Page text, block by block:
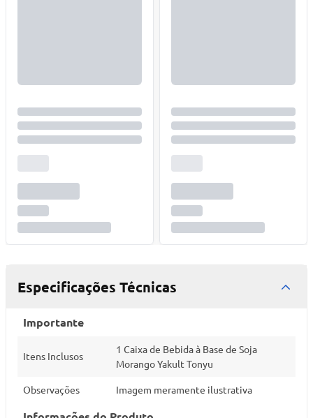
Especificações Técnicas
Importante
Itens Inclusos
1 Caixa de Bebida à Base de Soja
Morango Yakult Tonyu
Observações Imagem meramente ilustrativa